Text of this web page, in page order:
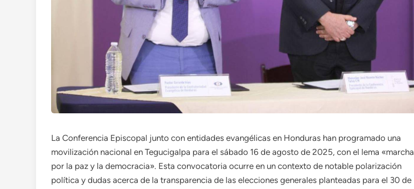
La Conferencia Episcopal junto con entidades evangélicas en Honduras han programado una
movilización nacional en Tegucigalpa para el sábado 16 de agosto de 2025, con el lema «marcha
por la paz y la democracia». Esta convocatoria ocurre en un contexto de notable polarización
política y dudas acerca de la transparencia de las elecciones generales planteadas para el 30 de